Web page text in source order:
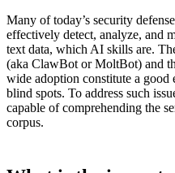
Many of today’s security
effectively detect, analyze, and
text data, which AI skills are.
(aka ClawBot or MoltBot) and
wide adoption constitute a good
blind spots. To address such
capable of comprehending the
corpus.